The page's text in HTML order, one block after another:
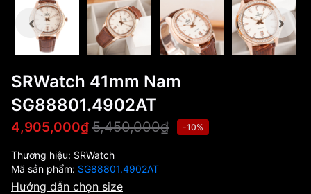
SRWatch 41mm Nam
SG88801.4902AT
4,905,000₫ 5,450,000₫ -10%
Thương hiệu: SRWatch
Mã sản phẩm: SG88801.4902AT
Hướng dẫn chọn size